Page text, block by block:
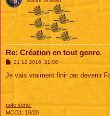
Re: Création en tout genre.
M
s
21 12 2016, 21:00
Je vais vraiment finir par devenir
note serie:
MCO1: 18/20